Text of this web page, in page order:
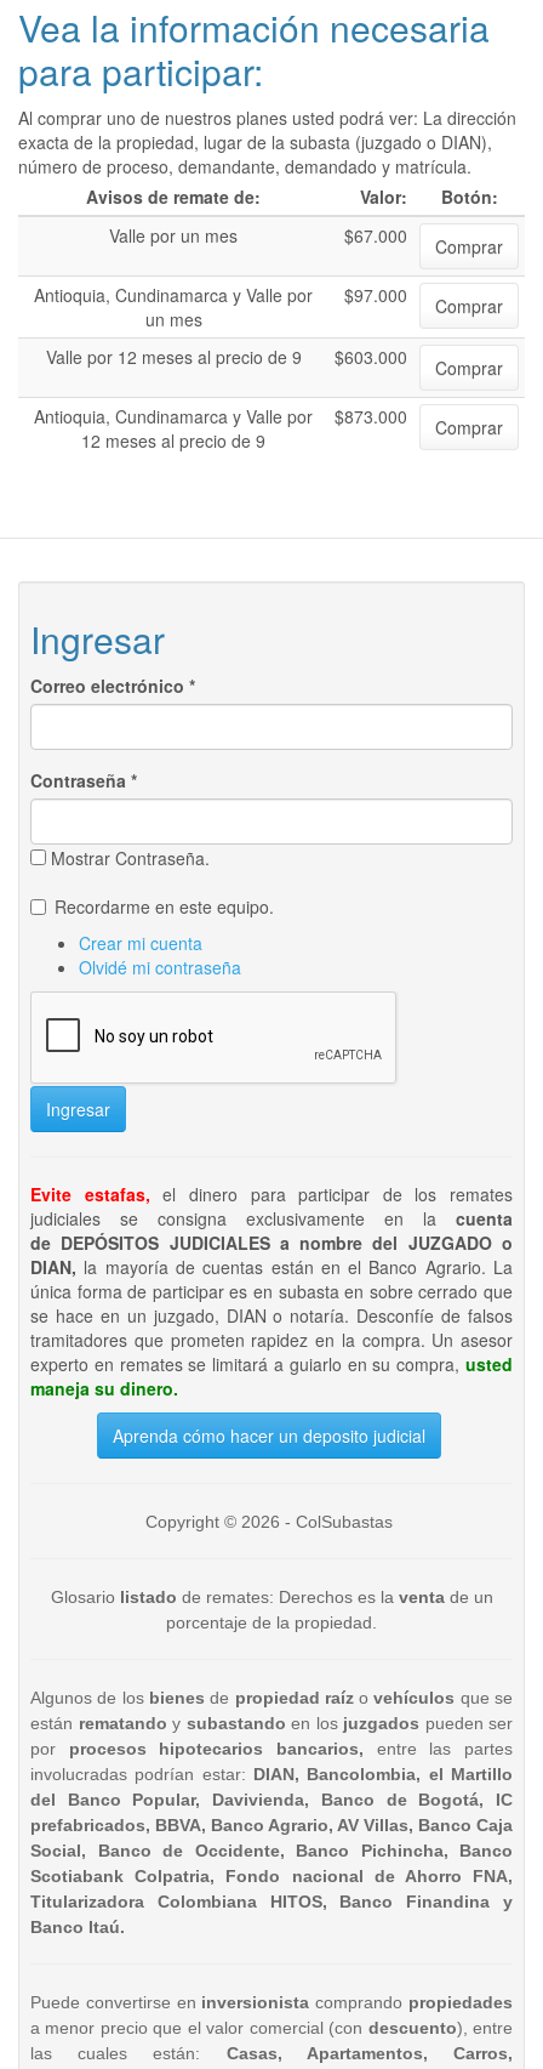
Vea la información necesaria
para participar:
Al comprar uno de nuestros planes usted podrá ver: La dirección
exacta de la propiedad, lugar de la subasta (juzgado o DIAN),
número de proceso, demandante, demandado y matrícula.
Avisos de remate de:
Valor:
Botón:
Valle por un mes
$67.000
Comprar
Antioquia, Cundinamarca y Valle por
un mes
$97.000 Comprar
Valle por 12 meses al precio de 9 $603.000
Comprar
Antioquia, Cundinamarca y Valle por
12 meses al precio de 9
$873.000 Comprar
Ingresar
Correo electrónico *
Contraseña *
Mostrar Contraseña.
Recordarme en este equipo.
Crear mi cuenta
Olvidé mi contraseña
Ingresar
Evite estafas, el dinero para participar de los remates
judiciales se consigna exclusivamente en la cuenta
de DEPÓSITOS JUDICIALES a nombre del JUZGADO o
DIAN, la mayoría de cuentas están en el Banco Agrario. La
única forma de participar es en subasta en sobre cerrado que
se hace en un juzgado, DIAN o notaría. Desconfíe de falsos
tramitadores que prometen rapidez en la compra. Un asesor
experto en remates se limitará a guiarlo en su compra, usted
maneja su dinero.
Aprenda cómo hacer un deposito judicial
Copyright © 2026 - ColSubastas
Glosario listado de remates: Derechos es la ventade un
porcentaje de la propiedad.
Algunos de los bienesde propiedad raízo vehículos que se
están rematando y subastando en los juzgados pueden ser
por procesos hipotecarios bancarios, entre las partes
involucradas podrían estar: DIAN, Bancolombia, el Martillo
del Banco Popular, Davivienda, Banco de Bogotá, IC
prefabricados, BBVA, Banco Agrario, AV Villas, Banco Caja
Social, Banco de Occidente, Banco Pichincha, Banco
Scotiabank Colpatria, Fondo nacional de Ahorro FNA,
Titularizadora Colombiana HITOS, Banco Finandina y
Banco Itaú.
Puede convertirse en inversionista comprando propiedades
a menor precio que el valor comercial (con descuento), entre
las cuales están: Casas, Apartamentos, Carros,